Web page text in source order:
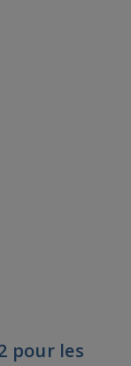
pour les